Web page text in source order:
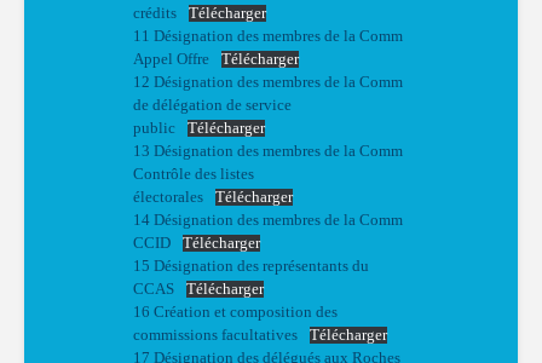
crédits
Télécharger
11 Désignation des membres de la Comm
Appel Offre
Télécharger
12 Désignation des membres de la Comm
de délégation de service
public
Télécharger
13 Désignation des membres de la Comm
Contrôle des listes
électorales
Télécharger
14 Désignation des membres de la Comm
CCID
Télécharger
15 Désignation des représentants du
CCAS
Télécharger
16 Création et composition des
commissions facultatives
Télécharger
17 Désignation des délégués aux Roches